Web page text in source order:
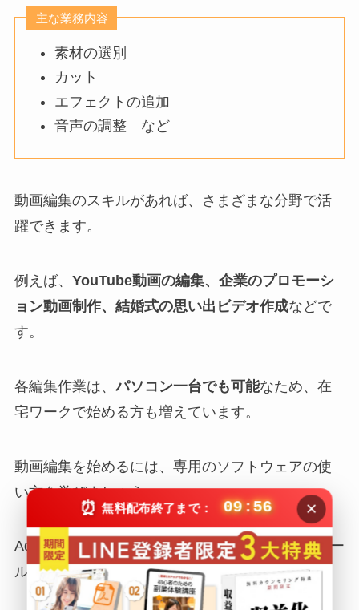
主な業務内容
素材の選別
カット
エフェクトの追加
音声の調整 など
動画編集のスキルがあれば、さまざまな分野で活
躍できます。
例えば、 YouTube動画の編集、企業のプロモーシ
ョン動画制作、結婚式の思い出ビデオ作成などで
す。
各編集作業は、パソコン一台でも可能なため、在
宅ワークで始める方も増えています。
動画編集を始めるには、専用のソフトウェアの使
い方を学びましょう。
Adobe Premiere ProやFinal Cut Proなどの人気ツー
ルから、初心者向けの無料ソフトもあります。
⏰ 無料配布終了まで： 09:55 ×